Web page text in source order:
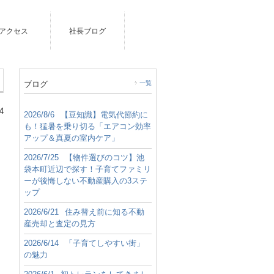
クセス 社長ブログ
ブログ 一覧
2026/8/6
【豆知識】電気代節約に
も！猛暑を乗り切る「エアコン効率
アップ＆真夏の室内ケア」
2026/7/25
【物件選びのコツ】池
袋本町近辺で探す！子育てファミリ
ーが後悔しない不動産購入の3ステ
ップ
2026/6/21
住み替え前に知る不動
産売却と査定の見方
2026/6/14
「子育てしやすい街」
の魅力